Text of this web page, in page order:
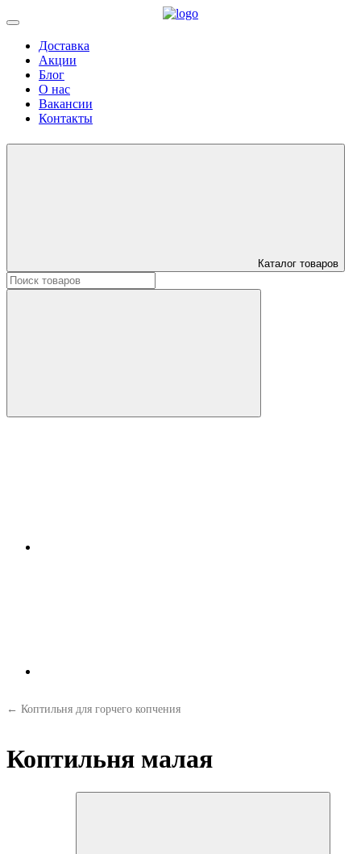
Доставка
Акции
Блог
О нас
Вакансии
Контакты
Каталог товаров
Искать:
← Коптильня для горчего копчения
Коптильня малая